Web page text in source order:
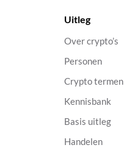
Uitleg
Over crypto’s
Personen
Crypto termen
Kennisbank
Basis uitleg
Handelen